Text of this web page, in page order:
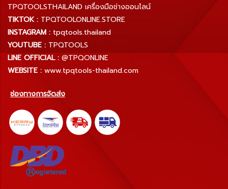
TPQTOOLSTHAILAND เครื่องมือช่างออนไลน์
TIKTOK : TPQTOOLONLINE.STORE
INSTAGRAM : tpqtools.thailand
YOUTUBE : TPQTOOLS
LINE OFFICIAL : @TPQONLINE
WEBSITE : www.tpqtools-thailand.com
ช่องทางการจัดส่ง